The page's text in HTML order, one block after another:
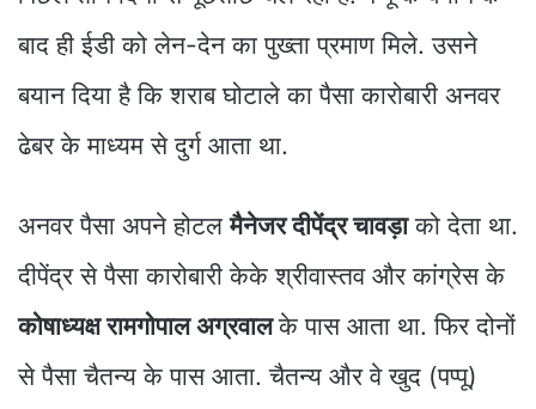
बाद ही ईडी को लेन-देन का पुख्ता प्रमाण मिले. उसने
बयान दिया है कि शराब घोटाले का पैसा कारोबारी अनवर
ढेबर के माध्यम से दुर्ग आता था.
अनवर पैसा अपने होटलमैनेजर दीपेंद्र चावड़ाको देता था.
दीपेंद्र से पैसा कारोबारी केके श्रीवास्तव और कांग्रेस के
कोषाध्यक्ष रामगोपाल अग्रवालके पास आता था. फिर दोनों
से पैसा चैतन्य के पास आता. चैतन्य और वे खुद (पप्पू)